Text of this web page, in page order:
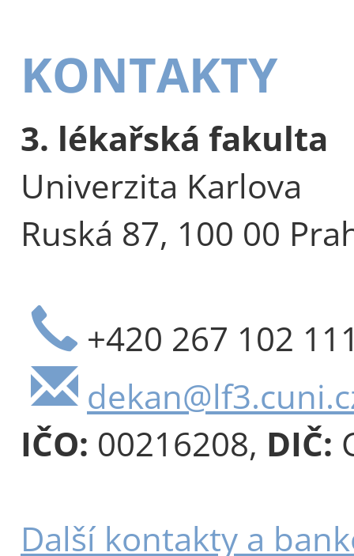
KONTAKTY
3. lékařská fakulta
Univerzita Karlova
Ruská 87, 100 00
+420 267 102
IČO: 00216208, DIČ:
Další kontakty a